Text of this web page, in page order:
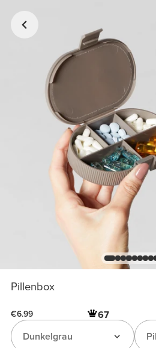
Pillenbox
€6.99 67
Dunkelgrau